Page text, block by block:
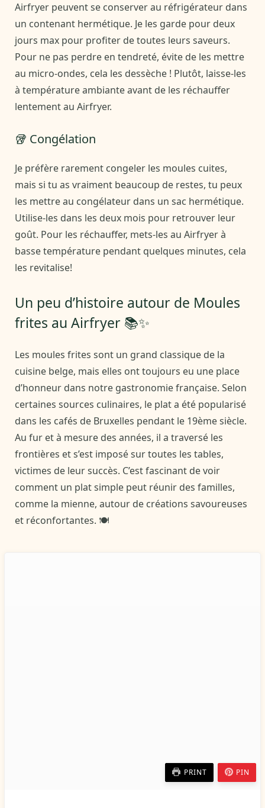
Airfryer peuvent se conserver au réfrigérateur dans
un contenant hermétique. Je les garde pour deux
jours max pour profiter de toutes leurs saveurs.
Pour ne pas perdre en tendreté, évite de les mettre
au micro-ondes, cela les dessèche ! Plutôt, laisse-les
à température ambiante avant de les réchauffer
lentement au Airfryer.
🥡 Congélation
Je préfère rarement congeler les moules cuites,
mais si tu as vraiment beaucoup de restes, tu peux
les mettre au congélateur dans un sac hermétique.
Utilise-les dans les deux mois pour retrouver leur
goût. Pour les réchauffer, mets-les au Airfryer à
basse température pendant quelques minutes, cela
les revitalise!
Un peu d’histoire autour de Moules
frites au Airfryer 📚✨
Les moules frites sont un grand classique de la
cuisine belge, mais elles ont toujours eu une place
d’honneur dans notre gastronomie française. Selon
certaines sources culinaires, le plat a été popularisé
dans les cafés de Bruxelles pendant le 19ème siècle.
Au fur et à mesure des années, il a traversé les
frontières et s’est imposé sur toutes les tables,
victimes de leur succès. C’est fascinant de voir
comment un plat simple peut réunir des familles,
comme la mienne, autour de créations savoureuses
et réconfortantes. 🍽️
PRINT PIN